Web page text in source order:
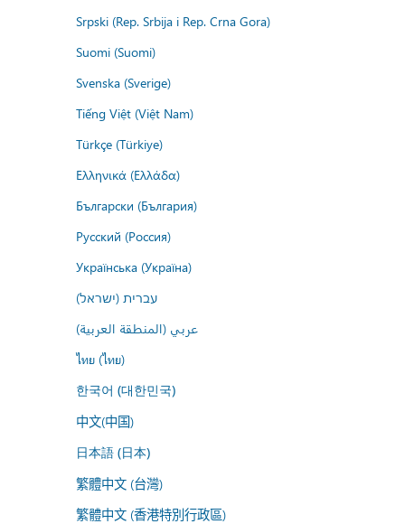
Srpski (Rep. Srbija i Rep. Crna Gora)
Suomi (Suomi)
Svenska (Sverige)
Tiếng Việt (Việt Nam)
Türkçe (Türkiye)
Ελληνικά (Ελλάδα)
Български (България)
Русский (Россия)
Українська (Україна)
עברית (ישראל)
عربي (المنطقة العربية)
ไทย (ไทย)
한국어 (대한민국)
中文(中国)
日本語 (日本)
繁體中文 (台灣)
繁體中文 (香港特別行政區)